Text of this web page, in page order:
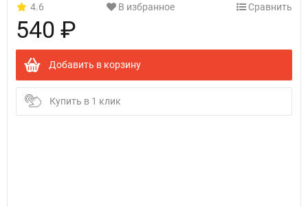
4.6 В избранное Сравнить
540 ₽
Добавить в корзину
Купить в 1 клик